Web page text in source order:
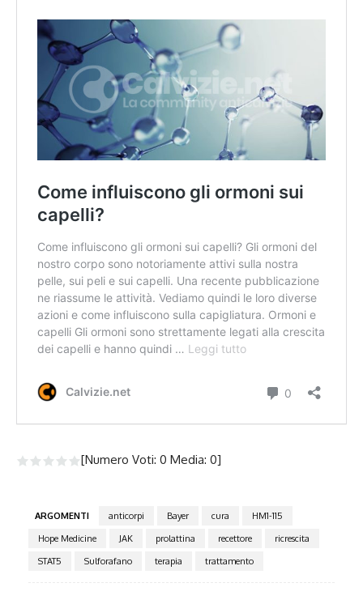
[Numero Voti: 0 Media: 0]
ARGOMENTI anticorpi Bayer cura
HM1-115
Hope Medicine
JAK prolattina recettore
ricrescita
STAT5
Sulforafano terapia trattamento